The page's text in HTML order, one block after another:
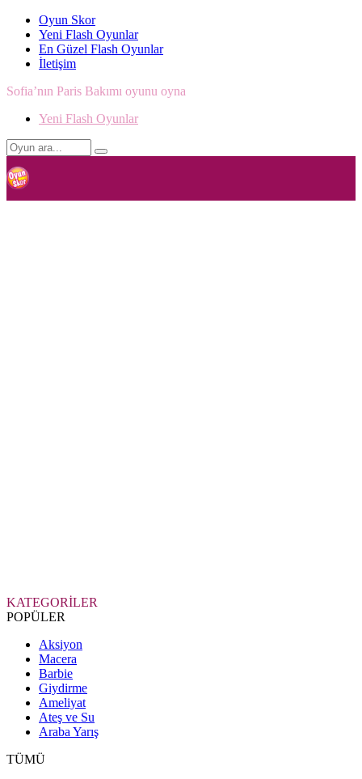
Oyun Skor
Yeni Flash Oyunlar
En Güzel Flash Oyunlar
İletişim
Sofia’nın Paris Bakımı oyunu oyna
Yeni Flash Oyunlar
KATEGORİLER
POPÜLER
Aksiyon
Macera
Barbie
Giydirme
Ameliyat
Ateş ve Su
Araba Yarış
TÜMÜ